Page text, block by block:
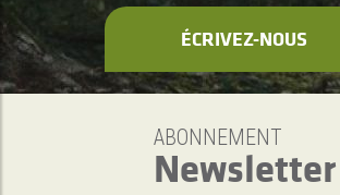
ÉCRIVEZ-NOUS
ABONNEMENT
Newsletter